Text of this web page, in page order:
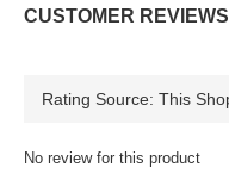
CUSTOMER REVIEWS
No review for this product